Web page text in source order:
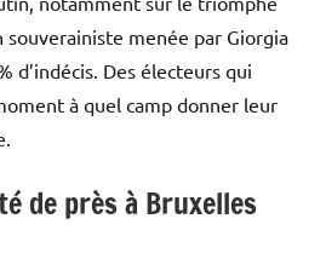
souverainiste menée par Giorgia
d’indécis. Des électeurs qui
à quel camp donner leur
de près à Bruxelles